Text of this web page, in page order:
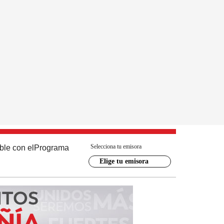
con el Programa Selecciona tu emisora
Elige tu emisora